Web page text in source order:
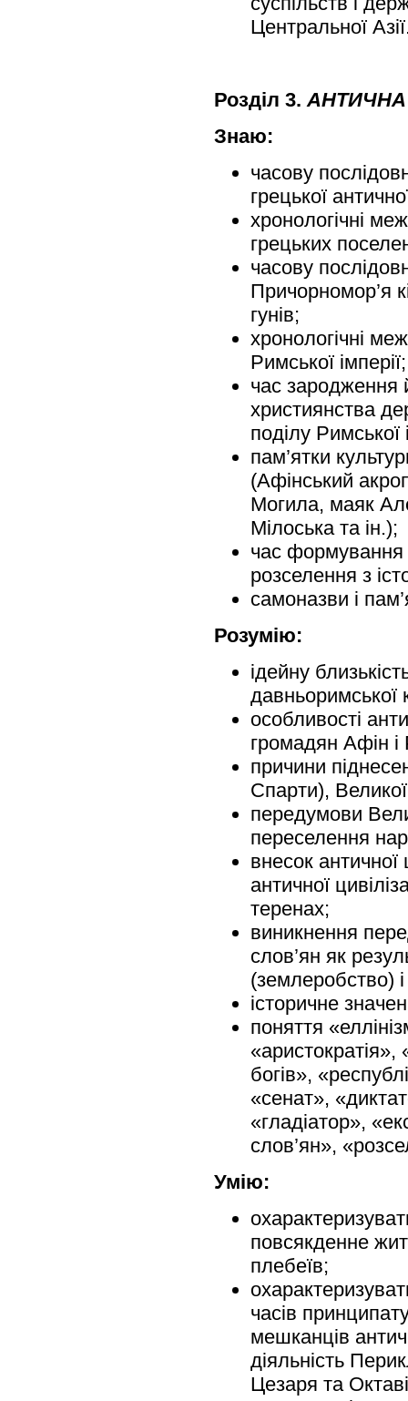
Центральної
Розділ 3.АНТИЧНА
Знаю:
часову
грецької
хронологічні
грецьких
часову
Причорномор’я
гунів;
хронологічні
Римської імперії;
час зародження
християнства
поділу Римської
пам’ятки
(Афінський
Могила, маяк
Мілоська та ін.);
час формування
розселення з
самоназви і
Розумію:
ідейну
давньоримської
особливості
громадян Афін і
причини
Спарти),
передумови
переселення
внесок античної
античної
теренах;
виникнення
слов’ян як
(землеробство)
історичне
поняття
«аристократія»,
богів»,
«сенат»,
«гладіатор»,
слов’ян»,
Умію:
повсякденне
плебеїв;
часів
мешканців
діяльність
Цезаря та